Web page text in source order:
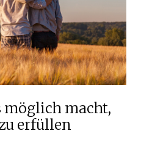
möglich macht,
erfüllen